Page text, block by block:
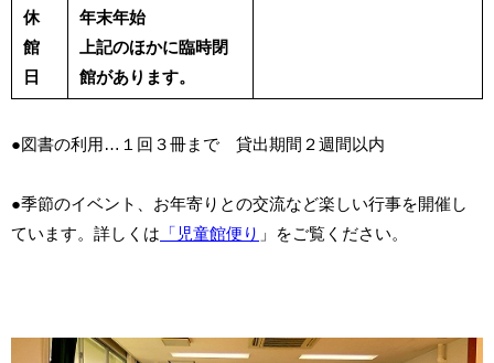
休
館
日
年末年始
上記のほかに臨時閉
館があります。
●図書の利用…１回３冊まで 貸出期間２週間以内
●季節のイベント、お年寄りとの交流など楽しい行事を開催し
ています。詳しくは 「児童館便り 」をご覧ください。